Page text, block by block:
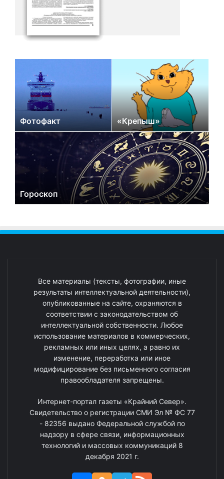
Фотофакт «Крепыш»
Гороскоп
Все материалы (тексты, фотографии, иные
результаты интеллектуальной деятельности),
опубликованные на сайте, охраняются в
соответствии с законодательством об
интеллектуальной собственности. Любое
использование материалов в коммерческих,
рекламных или иных целях, а равно их
изменение, переработка или иное
модифицирование без письменного согласия
правообладателя запрещены.
Интернет-портал газеты «Крайний Север».
Свидетельство о регистрации СМИ Эл № ФС 77
- 82356 выдано Федеральной службой по
надзору в сфере связи, информационных
технологий и массовых коммуникаций 8
декабря 2021 г.